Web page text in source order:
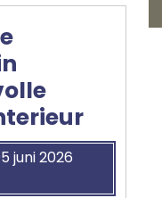
juni 2026